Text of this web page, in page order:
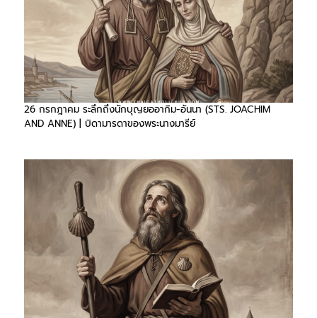
26 กรกฎาคม ระลึกถึงนักบุญยออากิม-อันนา (STS. JOACHIM
AND ANNE) | บิดามารดาของพระนางมารีย์